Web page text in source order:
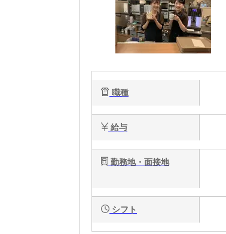
職種
給与
勤務地・面接地
シフト